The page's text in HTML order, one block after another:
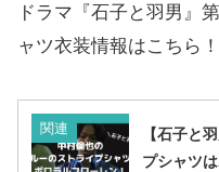
ドラマ『石子と羽男』
ャツ衣装情報はこちら！
関連
【石子と
プシャツ